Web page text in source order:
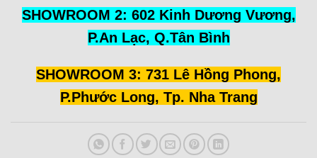
SHOWROOM 2: 602 Kinh Dương Vương,
P.An Lạc, Q.Tân Bình
SHOWROOM 3: 731 Lê Hồng Phong,
P.Phước Long, Tp. Nha Trang